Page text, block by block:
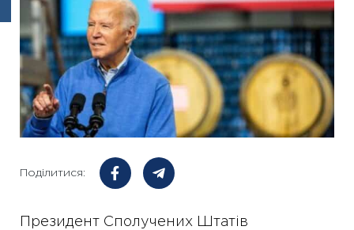
Поділитися:
Президент Сполучених Штатів